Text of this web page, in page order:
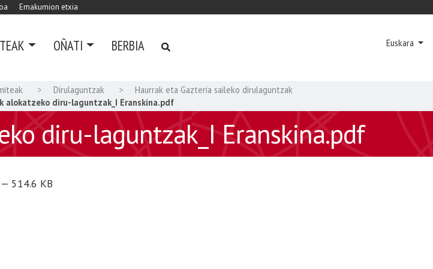
Emakumion etxia
OÑATI BERBIA Euskara
Dirulaguntzak
Haurrak eta Gazteria saileko dirulaguntzak
alokatzeko diru-laguntzak_I Eranskina.pdf
diru-laguntzak_I Eranskina.pdf
— 514.6 KB